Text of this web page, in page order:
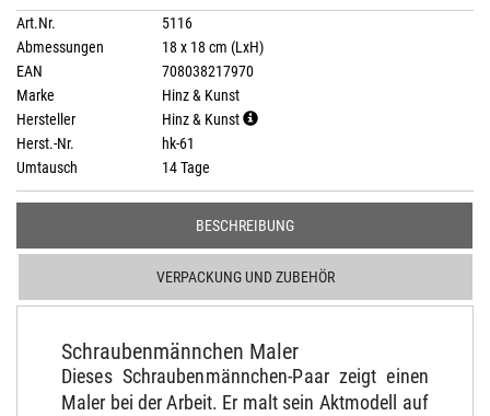
Art.Nr.
5116
Abmessungen
18 x 18 cm (LxH)
EAN
708038217970
Marke
Hinz & Kunst
Hersteller
Hinz & Kunst
Herst.-Nr.
hk-61
Umtausch
14 Tage
BESCHREIBUNG
VERPACKUNG UND ZUBEHÖR
Schraubenmännchen Maler
Dieses Schraubenmännchen-Paar zeigt einen
Maler bei der Arbeit. Er malt sein Aktmodell auf